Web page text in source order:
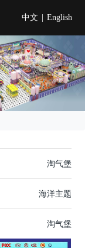
中文 English
淘气堡
海洋主题
淘气堡